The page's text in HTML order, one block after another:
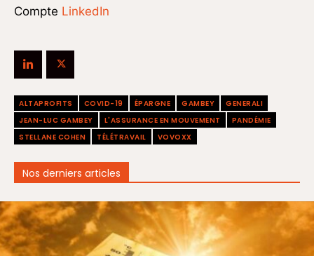
Compte LinkedIn
ALTAPROFITS COVID-19 ÉPARGNE GAMBEY
GENERALI
JEAN-LUC GAMBEY
L'ASSURANCE EN MOUVEMENT
PANDÉMIE
STELLANE COHEN
TÉLÉTRAVAIL VOVOXX
Nos derniers articles